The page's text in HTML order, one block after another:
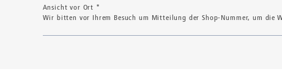
Ansicht vor Ort *
Wir bitten vor Ihrem Besuch um Mitteilung der Shop-Nummer, um die